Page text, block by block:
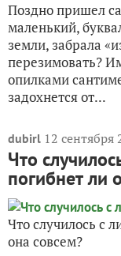
Поздно пришел
маленький,
земли, забрала
перезимовать?
опилками
задохнется от...
dubirl 12 сентября
Что
погибнет ли
Что случилось с
она совсем?